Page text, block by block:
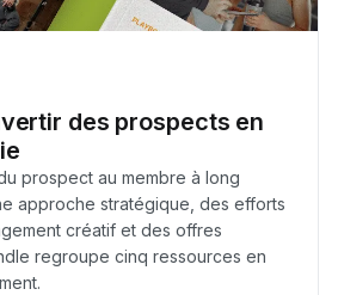
des prospects en
prospect au membre à long
approche stratégique, des efforts
créatif et des offres
regroupe cinq ressources en